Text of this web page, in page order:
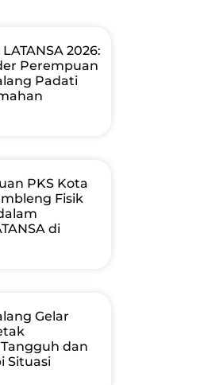
2026:
Perempuan
Padati
PKS Kota
Fisik
di
Gelar
dan
Situasi